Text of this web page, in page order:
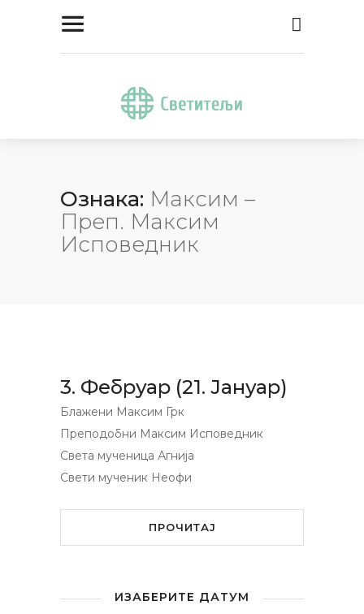
Ознака: Максим –
Преп. Максим
Исповедник
3. Фебруар (21. Јануар)
Блажени Максим Грк
Преподобни Максим Исповедник
Света мученица Агнија
Свети мученик Неофи
ПРОЧИТАЈ
ИЗАБЕРИТЕ ДАТУМ